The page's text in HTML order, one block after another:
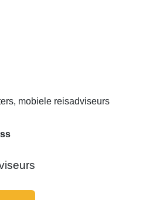
mobiele reisadviseurs